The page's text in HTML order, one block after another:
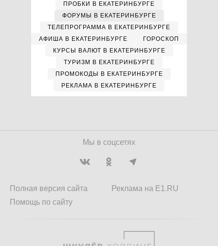
ПРОБКИ В ЕКАТЕРИНБУРГЕ
ФОРУМЫ В ЕКАТЕРИНБУРГЕ
ТЕЛЕПРОГРАММА В ЕКАТЕРИНБУРГЕ
АФИША В ЕКАТЕРИНБУРГЕ
ГОРОСКОП
КУРСЫ ВАЛЮТ В ЕКАТЕРИНБУРГЕ
ТУРИЗМ В ЕКАТЕРИНБУРГЕ
ПРОМОКОДЫ В ЕКАТЕРИНБУРГЕ
РЕКЛАМА В ЕКАТЕРИНБУРГЕ
Мы в соцсетях
Полная версия сайта
Помощь по сайту
Реклама на E1.RU